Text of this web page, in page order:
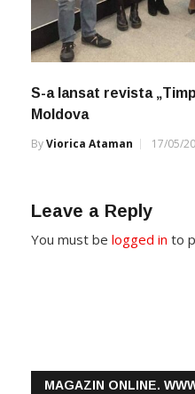
S-a lansat revista
Moldova
ByViorica Ataman 17/05/
Leave a Reply
You must be logged in to
MAGAZIN ONLINE.